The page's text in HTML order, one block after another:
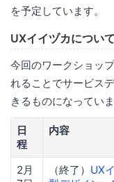
を予定しています。
UXイイヅカについて
今回のワークショッ
れることでサービス
きるものになっていま
日
程
内容
2月
（終了） UX